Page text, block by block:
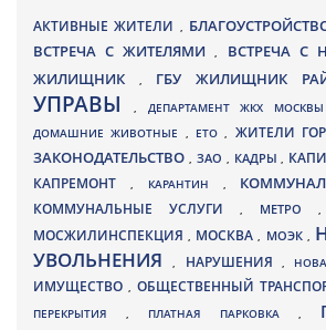
АКТИВНЫЕ ЖИТЕЛИ ,
ВСТРЕЧА С ЖИТЕЛЯМИ, ВСТРЕЧА С
ЖИЛИЩНИК
, ГБУ ЖИЛИЩНИК
УПРАВЫ, ДЕПАРТАМЕНТ ЖКХ МОСКВЫ
ДОМАШНИЕ ЖИВОТНЫЕ , ЕТО, ЖИТЕЛИ
ЗАКОНОДАТЕЛЬСТВО , ЗАО , КАДРЫ,
КАПРЕМОНТ , КАРАНТИН ,
КОММУНАЛЬНЫЕ УСЛУГИ , МЕТРО
МОСЖИЛИНСПЕКЦИЯ, МОСКВА , МОЭК ,
УВОЛЬНЕНИЯ, НАРУШЕНИЯ ,
ИМУЩЕСТВО , ОБЩЕСТВЕННЫЙ
ПЕРЕКРЫТИЯ , ПЛАТНАЯ ПАРКОВКА ,